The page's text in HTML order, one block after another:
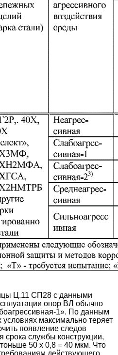
Ц.11 СП28 с данными
опор ВЛ обычно
1». По данным
максимально теряет
появление следов
срока службы конструкции,
50 х 0,8 = 40 мкм. Что
действующего